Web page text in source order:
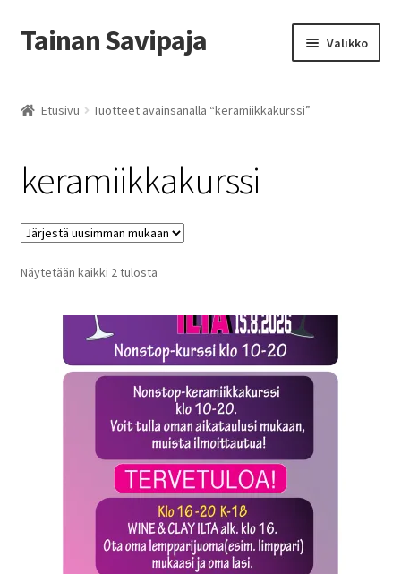
Siirry
navigointiin
Siirry
sisältöön
Tainan Savipaja Valikko
Esittely ja Yhteystiedot
Kädentaidon kurssit
Kauppa
Savipajan kivijalkakauppa
Tilausohjeet
Tietosuojaseloste
Etusivu Tuotteet avainsanalla “keramiikkakurssi”
keramiikkakurssi
Näytetään kaikki 2 tulostaSorted